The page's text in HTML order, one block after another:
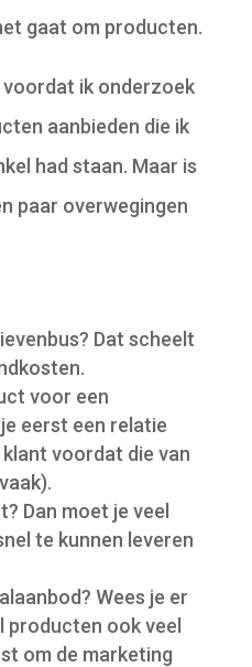
gaat om producten.
ik onderzoek
aanbieden die ik
had staan. Maar is
paar overwegingen
Dat scheelt
voor een
eerst een relatie
voordat die van
Dan moet je veel
te kunnen leveren
Wees je er
producten ook veel
om de marketing